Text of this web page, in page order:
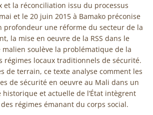
et la réconciliation issu du processus
et le 20 juin 2015 à Bamako préconise
profondeur une réforme du secteur de la
la mise en oeuvre de la RSS dans le
soulève la problématique de la
régimes locaux traditionnels de sécurité.
de terrain, ce texte analyse comment les
de sécurité en oeuvre au Mali dans un
et actuelle de l’État intègrent
régimes émanant du corps social.